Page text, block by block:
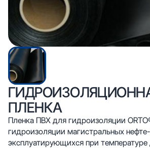
ПЛЕНКА
Пленка ПВХ для гидроизоляции
гидроизоляции магистральных
эксплуатирующихся при